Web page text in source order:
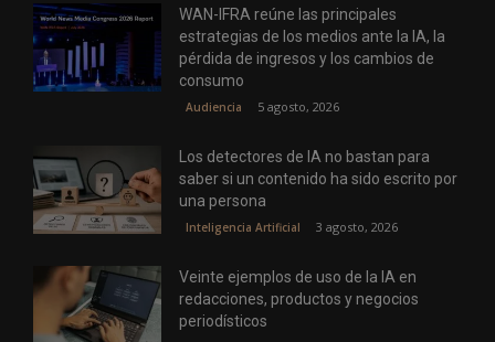
WAN-IFRA reúne las principales
estrategias de los medios ante la IA, la
pérdida de ingresos y los cambios de
consumo
Audiencia 5 agosto, 2026
Los detectores de IA no bastan para
saber si un contenido ha sido escrito por
una persona
Inteligencia Artificial 3 agosto, 2026
Veinte ejemplos de uso de la IA en
redacciones, productos y negocios
periodísticos